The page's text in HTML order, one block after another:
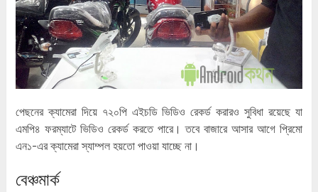
পেছনের ক্যামেরা দিয়ে ৭২০পি এইচডি ভিডিও রেকর্ড করারও সুবিধা রয়েছে যা
এমপি৪ ফরম্যাটে ভিডিও রেকর্ড করতে পারে। তবে বাজারে আসার আগে প্রিমো
এন১-এর ক্যামেরা স্যাম্পল হয়তো পাওয়া যাচ্ছে না।
বেঞ্চমার্ক